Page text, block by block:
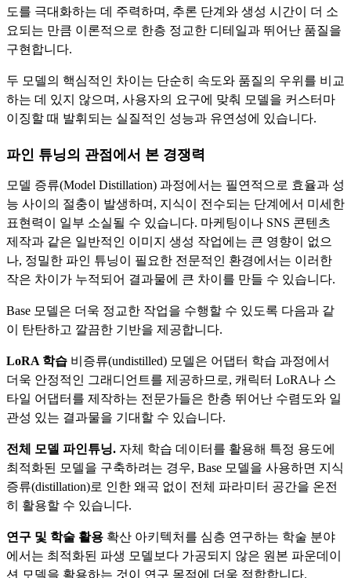
도를 극대화하는 데 주력하며, 추론 단계와 생성 시간이 더 소
요되는 만큼 이론적으로 한층 정교한 디테일과 뛰어난 품질을
구현합니다.
두 모델의 핵심적인 차이는 단순히 속도와 품질의 우위를 비교
하는 데 있지 않으며, 사용자의 요구에 맞춰 모델을 커스터마
이징할 때 발휘되는 실질적인 성능과 유연성에 있습니다.
파인 튜닝의 관점에서 본 경쟁력
모델 증류(Model Distillation) 과정에서는 필연적으로 효율과 성
능 사이의 절충이 발생하며, 지식이 전수되는 단계에서 미세한
표현력이 일부 소실될 수 있습니다. 마케팅이나 SNS 콘텐츠
제작과 같은 일반적인 이미지 생성 작업에는 큰 영향이 없으
나, 정밀한 파인 튜닝이 필요한 전문적인 환경에서는 이러한
작은 차이가 누적되어 결과물에 큰 차이를 만들 수 있습니다.
Base 모델은 더욱 정교한 작업을 수행할 수 있도록 다음과 같
이 탄탄하고 깔끔한 기반을 제공합니다.
LoRA 학습 비증류(undistilled) 모델은 어댑터 학습 과정에서
더욱 안정적인 그래디언트를 제공하므로, 캐릭터 LoRA나 스
타일 어댑터를 제작하는 전문가들은 한층 뛰어난 수렴도와 일
관성 있는 결과물을 기대할 수 있습니다.
전체 모델 파인튜닝. 자체 학습 데이터를 활용해 특정 용도에
최적화된 모델을 구축하려는 경우, Base 모델을 사용하면 지식
증류(distillation)로 인한 왜곡 없이 전체 파라미터 공간을 온전
히 활용할 수 있습니다.
연구 및 학술 활용 확산 아키텍처를 심층 연구하는 학술 분야
에서는 최적화된 파생 모델보다 가공되지 않은 원본 파운데이
션 모델을 활용하는 것이 연구 목적에 더욱 적합합니다.